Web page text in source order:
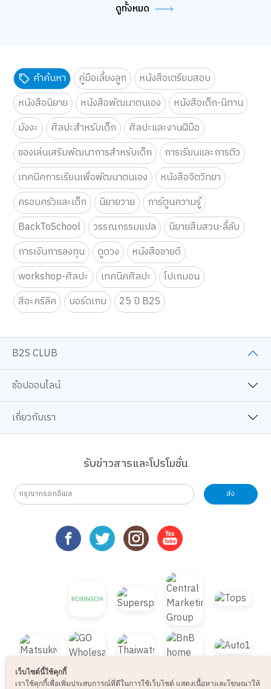
ดูทั้งหมด
คำค้นหา คู่มือเลี้ยงลูก
หนังสือเตรียมสอบ
หนังสือนิยาย
หนังสือพัฒนาตนเอง
หนังสือเด็ก-นิทาน
มังงะ
ศิลปะสำหรับเด็ก
ศิลปะและงานฝีมือ
ของเล่นเสริมพัฒนาการสำหรับเด็ก
การเรียนและการติว
เทคนิคการเรียนเพื่อพัฒนาตนเอง
หนังสือจิตวิทยา
ครอบครัวและเด็ก
นิยายวาย
การ์ตูนความรู้
BackToSchool
วรรณกรรมแปล
นิยายสืบสวน-ลี้ลับ
การเงินการลงทุน
ดูดวง
หนังสือขายดี
workshop-ศิลปะ
เทคนิคศิลปะ
โปเกมอน
สีอะคริลิค
บอร์ดเกม 25 ปี B2S
B2S CLUB
ช้อปออนไลน์
เกี่ยวกับเรา
รับข่าวสารและโปรโมชั่น
ส่ง
เว็บไซต์นี้ใช้คุกกี้
เราใช้คุกกี้เพื่อเพิ่มประสบการณ์ที่ดีในการใช้เว็บไซต์ แสดงเนื้อหาและโฆษณาให้